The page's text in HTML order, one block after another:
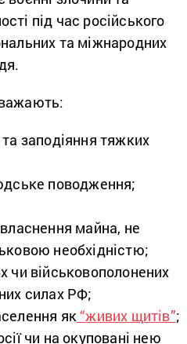
під час російського
та міжнародних
заподіяння тяжких
поводження;
майна, не
необхідністю;
чи військовополонених
силах РФ;
як“живих щитів”;
чи на окуповані нею